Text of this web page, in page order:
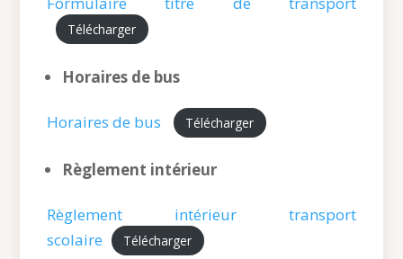
Télécharger
Horaires de bus
Horaires de bus Télécharger
Règlement intérieur
Règlement intérieur transport
scolaire
Télécharger